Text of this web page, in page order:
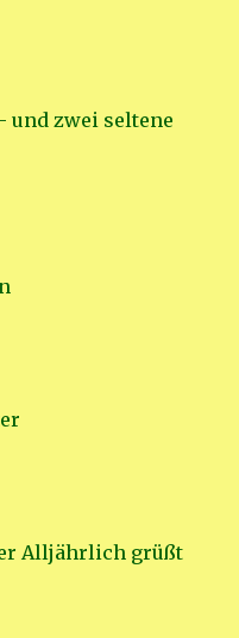
und zwei seltene
Alljährlich grüßt